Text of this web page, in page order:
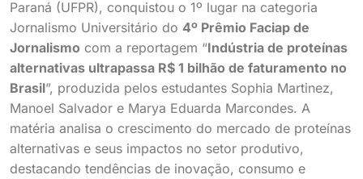
Paraná (UFPR), conquistou o 1º lugar na categoria
Jornalismo Universitário do 4º Prêmio Faciap de
Jornalismo com a reportagem “Indústria de proteínas
alternativas ultrapassa R$ 1 bilhão de faturamento no
Brasil”, produzida pelos estudantes Sophia Martinez,
Manoel Salvador e Marya Eduarda Marcondes. A
matéria analisa o crescimento do mercado de proteínas
alternativas e seus impactos no setor produtivo,
destacando tendências de inovação, consumo e